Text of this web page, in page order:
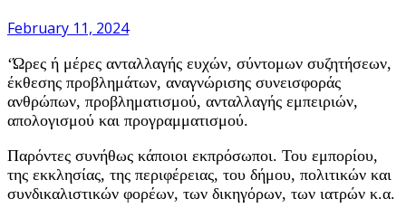
February 11, 2024
‘Ώρες ή μέρες ανταλλαγής ευχών, σύντομων συζητήσεων,
έκθεσης προβλημάτων, αναγνώρισης συνεισφοράς
ανθρώπων, προβληματισμού, ανταλλαγής εμπειριών,
απολογισμού και προγραμματισμού.
Παρόντες συνήθως κάποιοι εκπρόσωποι. Του εμπορίου,
της εκκλησίας, της περιφέρειας, του δήμου, πολιτικών και
συνδικαλιστικών φορέων, των δικηγόρων, των ιατρών κ.α.